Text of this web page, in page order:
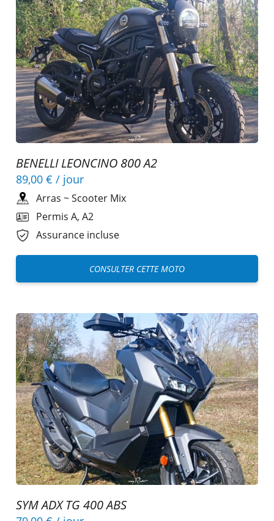
BENELLI LEONCINO 800 A2
89,00 € / jour
Arras ~Scooter Mix
Permis A, A2
Assurance incluse
CONSULTER CETTE MOTO
SYM ADX TG 400 ABS